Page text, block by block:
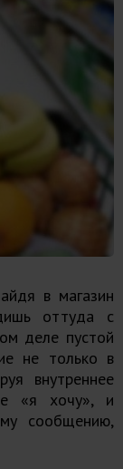
в магазин
оттуда с
деле пустой
не только в
внутреннее
«я хочу», и
сообщению,